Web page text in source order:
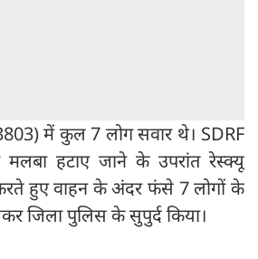
में कुल 7 लोग सवार थे। SDRF
मलबा हटाए जाने के उपरांत रेस्क्यू
हुए वाहन के अंदर फंसे 7 लोगों के
जिला पुलिस के सुपुर्द किया।